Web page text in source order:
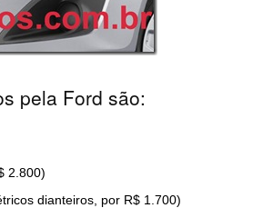
pela Ford são:
2.800)
dianteiros, por R$ 1.700)